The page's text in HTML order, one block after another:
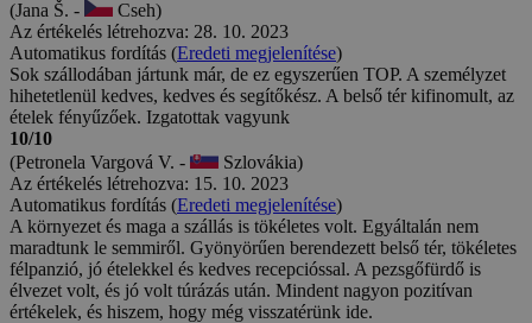
(Jana Š. -
Cseh)
Az értékelés létrehozva: 28. 10. 2023
Automatikus fordítás (Eredeti megjelenítése)
Sok szállodában jártunk már, de ez egyszerűen TOP. A személyzet
hihetetlenül kedves, kedves és segítőkész. A belső tér kifinomult, az
ételek fényűzőek. Izgatottak vagyunk
10/10
(Petronela Vargová V. -
Szlovákia)
Az értékelés létrehozva: 15. 10. 2023
Automatikus fordítás (Eredeti megjelenítése)
A környezet és maga a szállás is tökéletes volt. Egyáltalán nem
maradtunk le semmiről. Gyönyörűen berendezett belső tér, tökéletes
félpanzió, jó ételekkel és kedves recepcióssal. A pezsgőfürdő is
élvezet volt, és jó volt túrázás után. Mindent nagyon pozitívan
értékelek, és hiszem, hogy még visszatérünk ide.